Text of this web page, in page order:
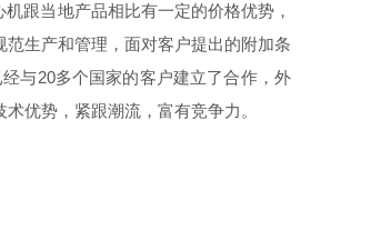
跟当地产品相比有一定的价格优势，
范生产和管理，面对客户提出的附加条
已经与20多个国家的客户建立了合作，外
，紧跟潮流，富有竞争力。